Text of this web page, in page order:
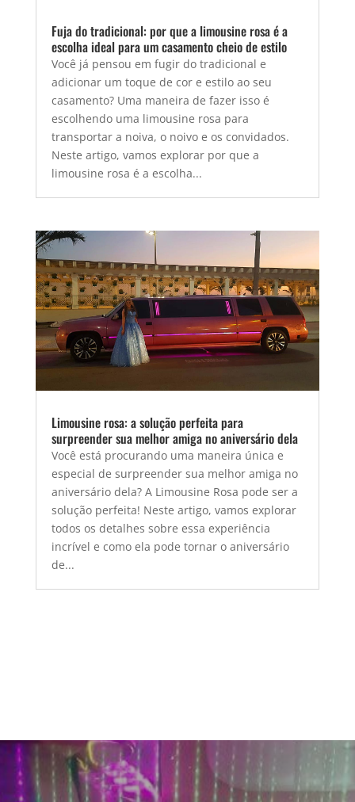
Fuja do tradicional: por que a limousine rosa é a
escolha ideal para um casamento cheio de estilo
Você já pensou em fugir do tradicional e
adicionar um toque de cor e estilo ao seu
casamento? Uma maneira de fazer isso é
escolhendo uma limousine rosa para
transportar a noiva, o noivo e os convidados.
Neste artigo, vamos explorar por que a
limousine rosa é a escolha...
Limousine rosa: a solução perfeita para
surpreender sua melhor amiga no aniversário dela
Você está procurando uma maneira única e
especial de surpreender sua melhor amiga no
aniversário dela? A Limousine Rosa pode ser a
solução perfeita! Neste artigo, vamos explorar
todos os detalhes sobre essa experiência
incrível e como ela pode tornar o aniversário
de...